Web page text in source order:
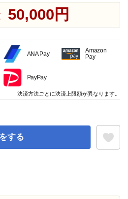
50,000円
する
ANA Pay
Amazon
Pay
PayPay
決済方法ごとに決済上限額が異なります。